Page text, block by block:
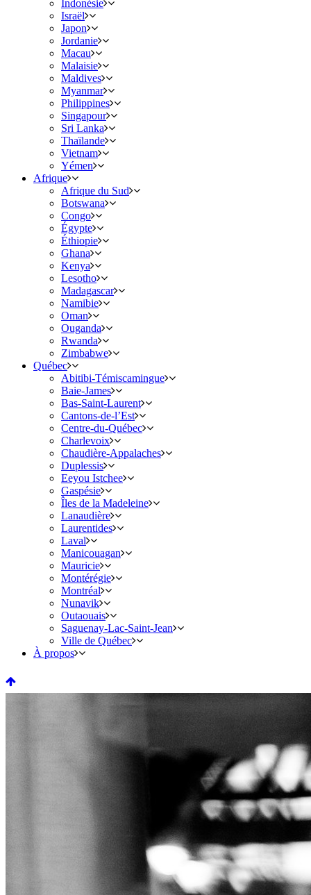
Indonésie
Israël
Japon
Jordanie
Macau
Malaisie
Maldives
Myanmar
Philippines
Singapour
Sri Lanka
Thaïlande
Vietnam
Yémen
Afrique
Afrique du Sud
Botswana
Congo
Égypte
Éthiopie
Ghana
Kenya
Lesotho
Madagascar
Namibie
Oman
Ouganda
Rwanda
Zimbabwe
Québec
Abitibi-Témiscamingue
Baie-James
Bas-Saint-Laurent
Cantons-de-l’Est
Centre-du-Québec
Charlevoix
Chaudière-Appalaches
Duplessis
Eeyou Istchee
Gaspésie
Îles de la Madeleine
Lanaudière
Laurentides
Laval
Manicouagan
Mauricie
Montérégie
Montréal
Nunavik
Outaouais
Saguenay-Lac-Saint-Jean
Ville de Québec
À propos